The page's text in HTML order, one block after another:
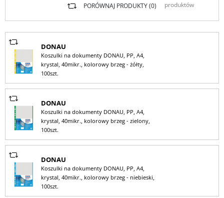
produktów
PORÓWNAJ PRODUKTY (0)
DONAU
Koszulki na dokumenty DONAU, PP, A4,
krystal, 40mikr., kolorowy brzeg - żółty,
100szt.
DONAU
Koszulki na dokumenty DONAU, PP, A4,
krystal, 40mikr., kolorowy brzeg - zielony,
100szt.
DONAU
Koszulki na dokumenty DONAU, PP, A4,
krystal, 40mikr., kolorowy brzeg - niebieski,
100szt.